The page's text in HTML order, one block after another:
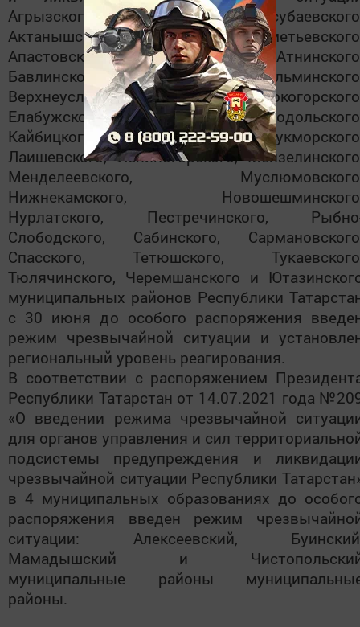
Агрызского, Азнакаевского,
Актанышского, Алькеевского,
Апастовского, Арского,
Бавлинского, Балтасинского,
Верхнеуслонского,
Елабужского, Заинского,
Кайбицкого, Камско-Устьинского,
Лаишевского, Лениногорского,
Менделеевского,
Нижнекамского,
Нурлатского, Пестречинского,
Слободского, Сабинского,
Спасского, Тетюшского,
Тюлячинского, Черемшанского и
муниципальных районов Республики
с 30 июня до особого распоряжения
режим чрезвычайной ситуации и
региональный уровень реагирования.
В соответствии с распоряжением
Республики Татарстан от 14.07.2021 года
«О введении режима чрезвычайной
для органов управления и сил
подсистемы предупреждения и
чрезвычайной ситуации Республики
в 4 муниципальных образованиях до
распоряжения введен режим
ситуации: Алексеевский,
Мамадышский и
муниципальные районы
районы.